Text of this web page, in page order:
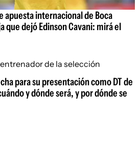
apuesta internacional de Boca
que dejó Edinson Cavani: mirá el
para su presentación como DT de
y dónde será, y por dónde se